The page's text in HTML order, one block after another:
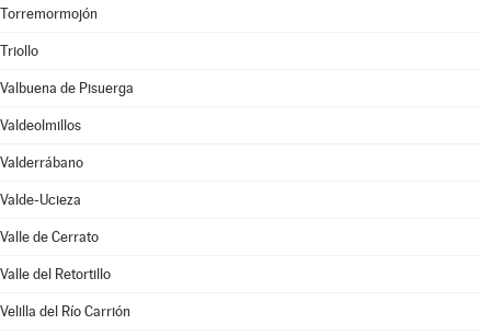
Torremormojón
Triollo
Valbuena de Pisuerga
Valdeolmillos
Valderrábano
Valde-Ucieza
Valle de Cerrato
Valle del Retortillo
Velilla del Río Carrión